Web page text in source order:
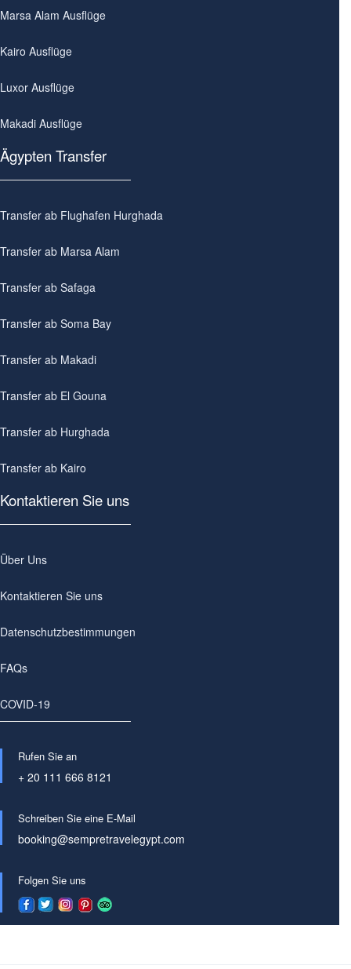
Marsa Alam Ausflüge
Kairo Ausflüge
Luxor Ausflüge
Makadi Ausflüge
Ägypten Transfer
Transfer ab Flughafen Hurghada
Transfer ab Marsa Alam
Transfer ab Safaga
Transfer ab Soma Bay
Transfer ab Makadi
Transfer ab El Gouna
Transfer ab Hurghada
Transfer ab Kairo
Kontaktieren Sie uns
Über Uns
Kontaktieren Sie uns
Datenschutzbestimmungen
FAQs
COVID-19
Rufen Sie an
+ 20 111 666 8121
Schreiben Sie eine E-Mail
booking@sempretravelegypt.com
Folgen Sie uns